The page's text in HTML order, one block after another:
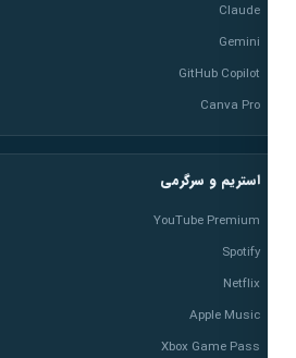
Claude
Gemini
GitHub Copilot
Canva Pro
استریم و سرگرمی
YouTube Premium
Spotify
Netflix
Apple Music
Xbox Game Pass